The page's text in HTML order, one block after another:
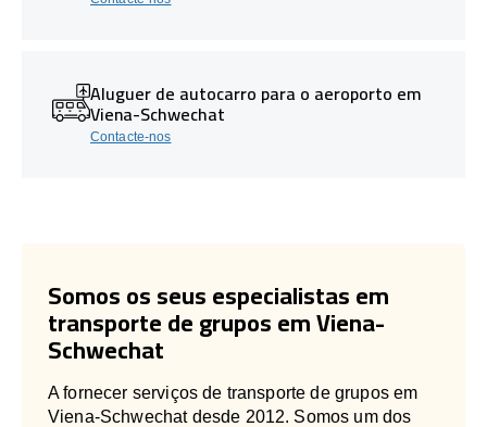
Aluguer de autocarro para o aeroporto em
Viena-Schwechat
Contacte-nos
Somos os seus especialistas em
transporte de grupos em Viena-
Schwechat
A fornecer serviços de transporte de grupos em
Viena-Schwechat desde 2012. Somos um dos